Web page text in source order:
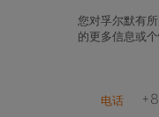
您对孚尔默有
的更多信息或
电话